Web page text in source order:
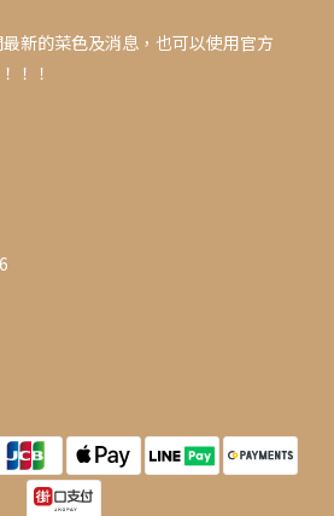
新的菜色及消息，也可以使用官方
！！